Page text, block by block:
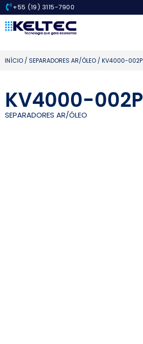
+55 (19) 3115-7900
INÍCIO / SEPARADORES AR/ÓLEO / KV4000-002P
KV4000-002P
SEPARADORES AR/ÓLEO